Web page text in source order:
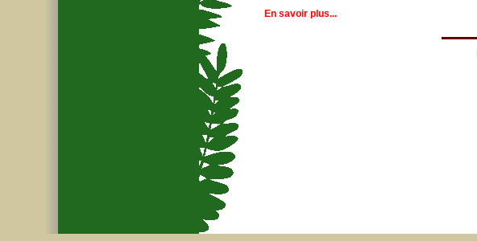
En savoir plus...